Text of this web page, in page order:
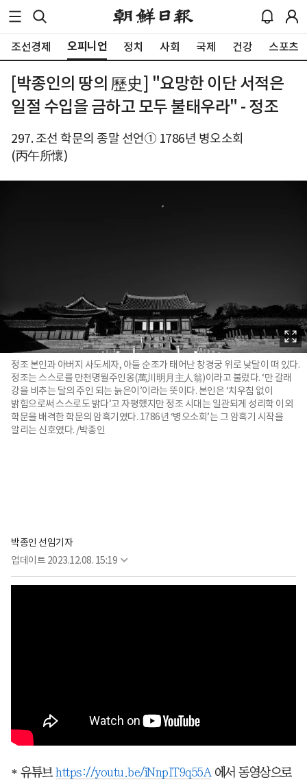
조선경제 오피니언 정치 사회 국제 건강 스포츠
[박종인의 땅의 歷史] "요망한 이단 서적은
일절 수입을 금하고 모두 불태우라" - 정조
297. 조선 학문의 종말 선언① 1786년 병오소회
(丙午所懷)
정조 본인과 아버지 사도세자, 아들 순조가 태어난 창경궁 위로 낮달이 떠 있다.
정조는 스스로를 만천명월주인옹(萬川明月主人翁)이라고 불렀다. ‘만 갈래
강을 비추는 달의 주인 되는 늙은이’이라는 뜻이다. 본인은 ‘치우침 없이
밝힘으로써 스스로도 밝다’고 자평했지만 정조 시대는 일관되게 성리학 이외
학문을 배격한 학문의 암흑기였다. 1786년 ‘병오소회’는 그 암흑기 시작을
알리는 신호였다. /박종인
박종인 선임기자
업데이트 2023.12.08. 15:19
* 유튜브 https://youtu.be/iNnpIT9q55A 에서 동영상으로